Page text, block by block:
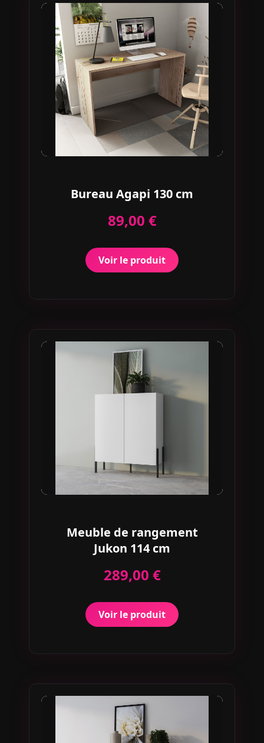
Bureau Agapi 130 cm
89,00 €
Voir le produit
Meuble de rangement
Jukon 114 cm
289,00 €
Voir le produit